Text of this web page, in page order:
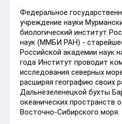
Федеральное
учреждение науки
биологический институт
наук (ММБИ РАН) -
Российской академии наук
года Институт проводит
исследования северных
расширяя географию своих
Дальнезеленецкой бухты
океанических пространств
Восточно-Сибирского моря.